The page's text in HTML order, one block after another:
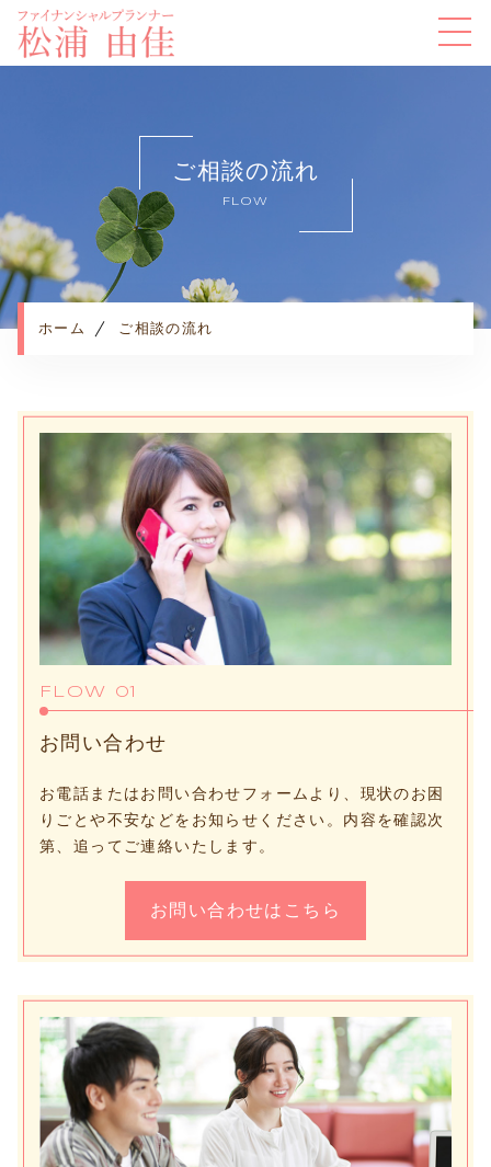
セミナー情報
事業内容
ご相談の流れ
WEB面談予約はこちら
ご相談の流れ
FLOW
ホーム ご相談の流れ
FLOW 01
お問い合わせ
お電話またはお問い合わせフォームより、現状のお困
りごとや不安などをお知らせください。内容を確認次
第、追ってご連絡いたします。
お問い合わせはこちら